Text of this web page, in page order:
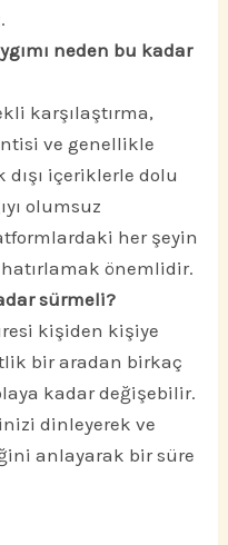
neden bu kadar
karşılaştırma,
ve genellikle
içeriklerle dolu
olumsuz
her şeyin
hatırlamak önemlidir.
sürmeli?
kişiden kişiye
bir aradan birkaç
kadar değişebilir.
dinleyerek ve
anlayarak bir süre